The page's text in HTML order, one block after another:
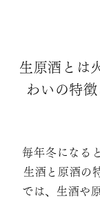
生原酒とは
わいの特
毎年冬になる
生酒と原酒の
では、生酒や